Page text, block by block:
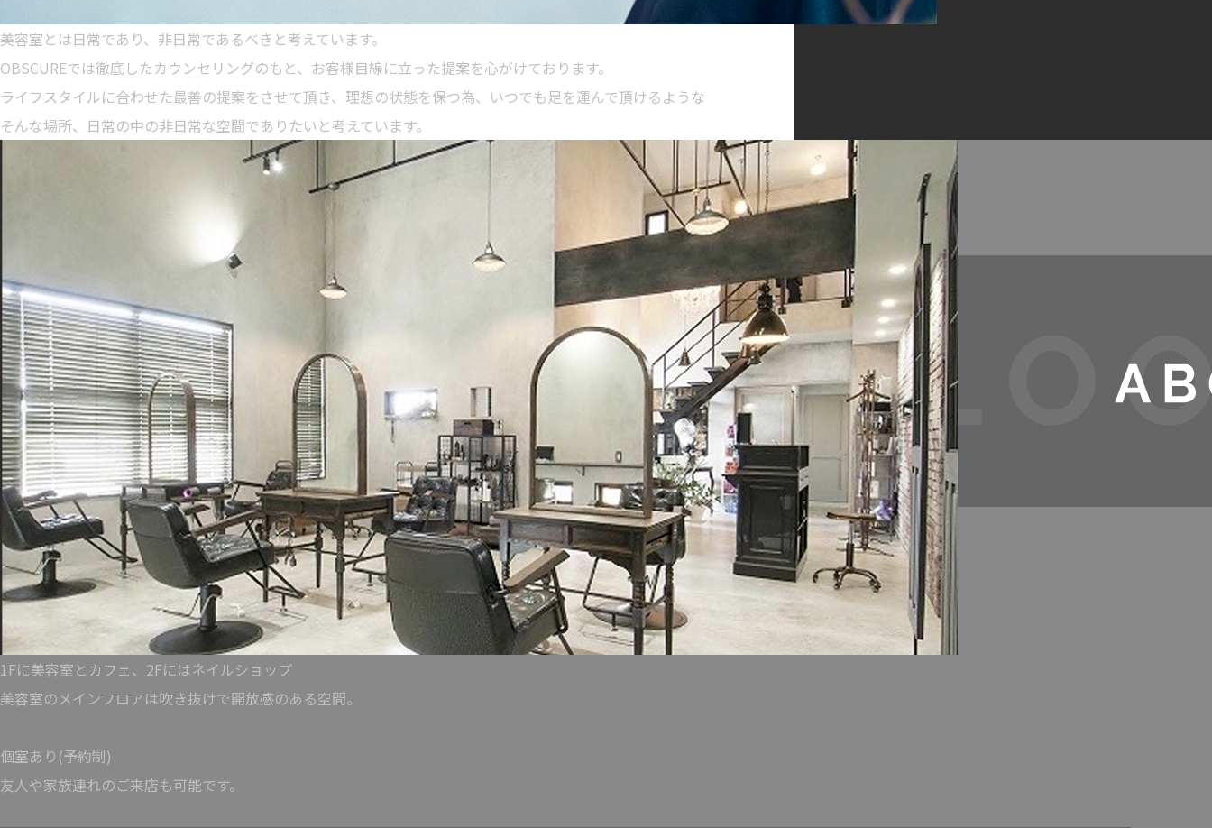
美容室とは日常であり、非日常であるべきと考えています。
OBSCUREでは徹底したカウンセリングのもと、お客様目線に立った提案を心がけております。
ライフスタイルに合わせた最善の提案をさせて頂き、理想の状態を保つ為、いつでも足を運んで頂けるような
そんな場所、日常の中の非日常な空間でありたいと考えています。
1Fに美容室とカフェ、2Fにはネイルショップ
美容室のメインフロアは吹き抜けで開放感のある空間。
個室あり(予約制)
友人や家族連れのご来店も可能です。